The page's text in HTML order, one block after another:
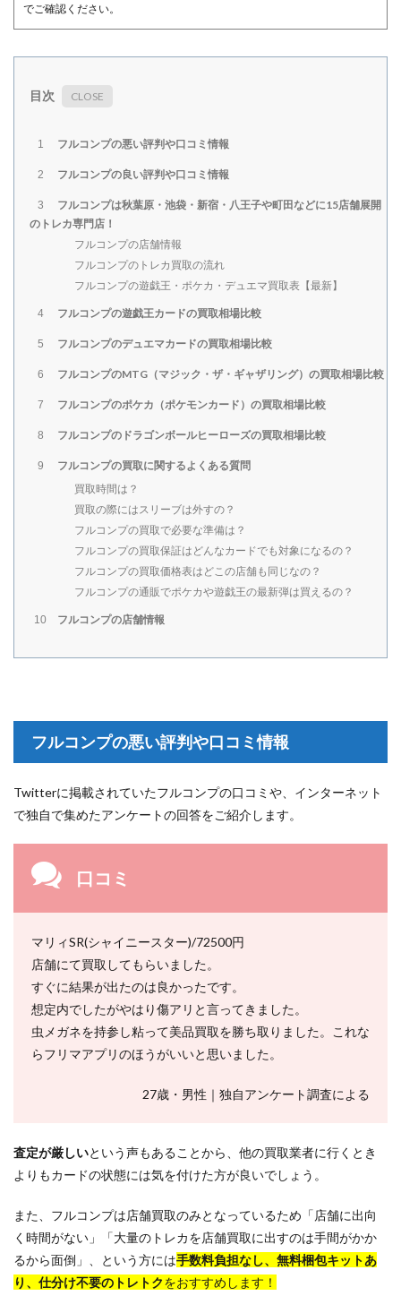
でご確認ください。
目次
1 フルコンプの悪い評判や口コミ情報
2 フルコンプの良い評判や口コミ情報
3
フルコンプは秋葉原・池袋・新宿・八王子や町田などに15店舗展開
のトレカ専門店！
フルコンプの店舗情報
フルコンプのトレカ買取の流れ
フルコンプの遊戯王・ポケカ・デュエマ買取表【最新】
4 フルコンプの遊戯王カードの買取相場比較
5 フルコンプのデュエマカードの買取相場比較
6 フルコンプのMTG（マジック・ザ・ギャザリング）の買取相場比較
7 フルコンプのポケカ（ポケモンカード）の買取相場比較
8 フルコンプのドラゴンボールヒーローズの買取相場比較
9
フルコンプの買取に関するよくある質問
買取時間は？
買取の際にはスリーブは外すの？
フルコンプの買取で必要な準備は？
フルコンプの買取保証はどんなカードでも対象になるの？
フルコンプの買取価格表はどこの店舗も同じなの？
フルコンプの通販でポケカや遊戯王の最新弾は買えるの？
10 フルコンプの店舗情報
フルコンプの悪い評判や口コミ情報
Twitterに掲載されていたフルコンプの口コミや、インターネット
で独自で集めたアンケートの回答をご紹介します。
口コミ
マリィSR(シャイニースター)/72500円
店舗にて買取してもらいました。
すぐに結果が出たのは良かったです。
想定内でしたがやはり傷アリと言ってきました。
虫メガネを持参し粘って美品買取を勝ち取りました。これな
らフリマアプリのほうがいいと思いました。
27歳・男性｜独自アンケート調査による
査定が厳しいという声もあることから、他の買取業者に行くとき
よりもカードの状態には気を付けた方が良いでしょう。
また、フルコンプは店舗買取のみとなっているため「店舗に出向
く時間がない」「大量のトレカを店舗買取に出すのは手間がかか
るから面倒」、という方には手数料負担なし、無料梱包キットあ
り、仕分け不要のトレトクをおすすめします！